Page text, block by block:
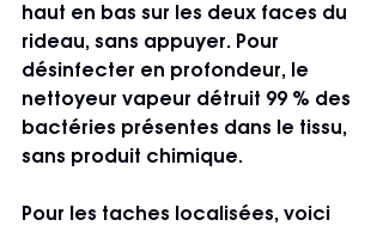
haut en bas sur les deux faces du
rideau, sans appuyer. Pour
désinfecter en profondeur, le
nettoyeur vapeur détruit 99 % des
bactéries présentes dans le tissu,
sans produit chimique.
Pour les taches localisées, voici